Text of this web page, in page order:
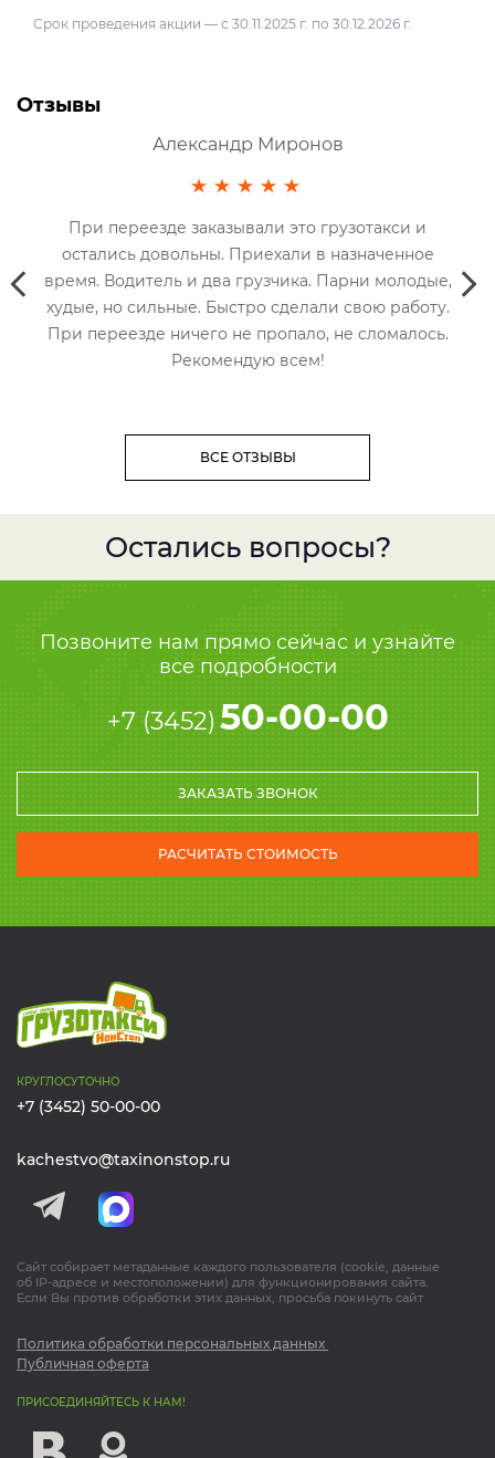
Срок проведения акции — с 30.11.2025 г. по 30.12.2026 г.
Отзывы
за
Александр Миронов
При переезде заказывали это грузотакси и
остались довольны. Приехали в назначенное
время. Водитель и два грузчика. Парни молодые,
худые, но сильные. Быстро сделали свою работу.
При переезде ничего не пропало, не сломалось.
Рекомендую всем!
ВСЕ ОТЗЫВЫ
Остались вопросы?
Позвоните нам прямо сейчас и узнайте
все подробности
+7 (3452) 50-00-00
ЗАКАЗАТЬ ЗВОНОК
РАСЧИТАТЬ СТОИМОСТЬ
КРУГЛОСУТОЧНО
+7 (3452) 50-00-00
kachestvo@taxinonstop.ru
Сайт собирает метаданные каждого пользователя (cookie, данные
об IP-адресе и местоположении) для функционирования сайта.
Если Вы против обработки этих данных, просьба покинуть сайт
Политика обработки персональных данных
Публичная оферта
ПРИСОЕДИНЯЙТЕСЬ К НАМ!